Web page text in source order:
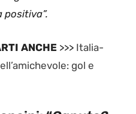
positiva”.
ANCHE >>> Italia-
gol e